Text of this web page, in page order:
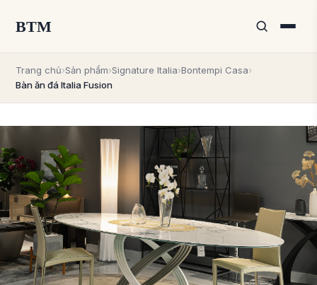
BTM
Trang chủ›Sản phẩm›Signature Italia›Bontempi Casa›
Bàn ăn đá Italia Fusion